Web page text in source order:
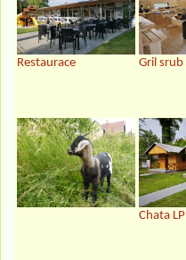
Restaurace Gril srub
Chata LP